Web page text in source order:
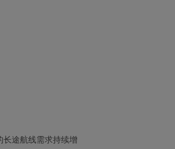
长途航线需求持续增